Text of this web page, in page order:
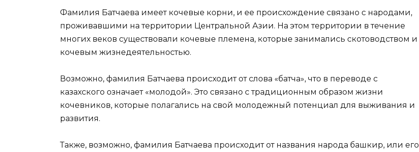
Фамилия Батчаева имеет кочевые корни, и ее происхождение связано с народами,
проживавшими на территории Центральной Азии. На этом территории в течение
многих веков существовали кочевые племена, которые занимались скотоводством и
кочевым жизнедеятельностью.
Возможно, фамилия Батчаева происходит от слова «батча», что в переводе с
казахского означает «молодой». Это связано с традиционным образом жизни
кочевников, которые полагались на свой молодежный потенциал для выживания и
развития.
Также, возможно, фамилия Батчаева происходит от названия народа башкир, или его